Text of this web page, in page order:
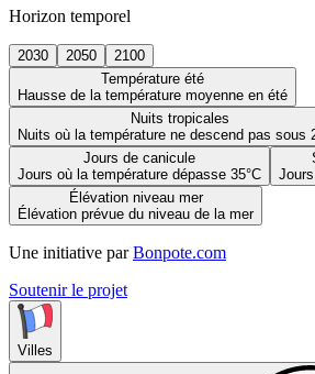
Horizon temporel
2030 2050
2100
Température été
Hausse de la température moyenne en été
Nuits tropicales
Nuits où la température ne descend pas sous
Jours de canicule
Jours où la température dépasse 35°C
Élévation niveau mer
Élévation prévue du niveau de la mer
Une initiative par Bonpote.com
Soutenir le projet
Villes